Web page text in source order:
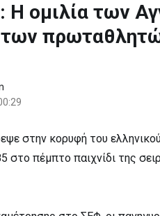
Η ομιλία των
των
στην κορυφή του
στο πέμπτο παιχνίδι της